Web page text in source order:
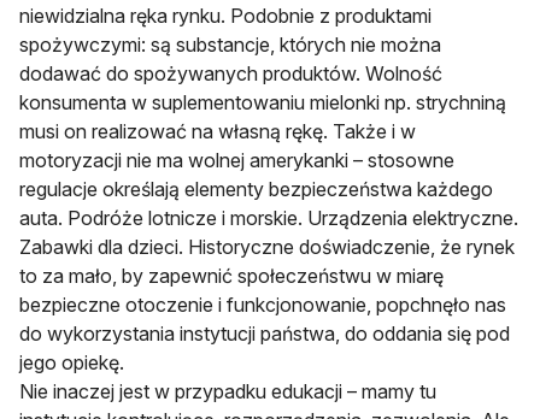
niewidzialna ręka rynku. Podobnie z produktami
spożywczymi: są substancje, których nie można
dodawać do spożywanych produktów. Wolność
konsumenta w suplementowaniu mielonki np. strychniną
musi on realizować na własną rękę. Także i w
motoryzacji nie ma wolnej amerykanki – stosowne
regulacje określają elementy bezpieczeństwa każdego
auta. Podróże lotnicze i morskie. Urządzenia elektryczne.
Zabawki dla dzieci. Historyczne doświadczenie, że rynek
to za mało, by zapewnić społeczeństwu w miarę
bezpieczne otoczenie i funkcjonowanie, popchnęło nas
do wykorzystania instytucji państwa, do oddania się pod
jego opiekę.
Nie inaczej jest w przypadku edukacji – mamy tu